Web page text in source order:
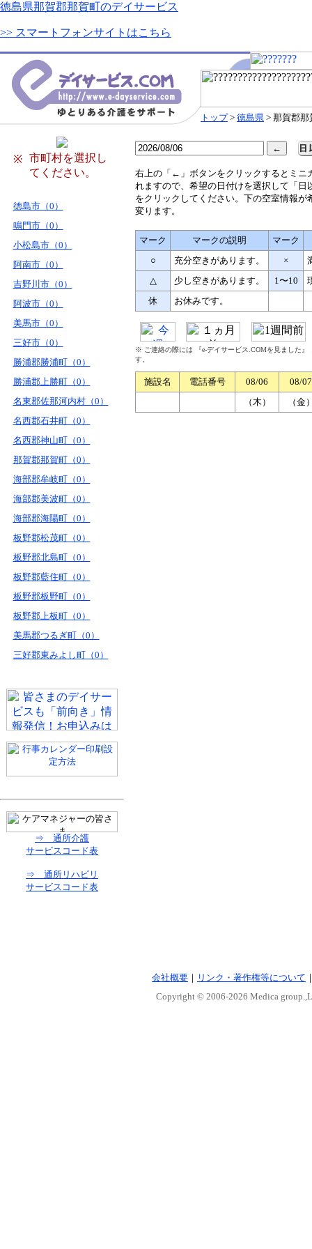
徳島県那賀郡那賀町のデイサービス
>> スマートフォンサイトはこちら
トップ> 徳島県 > 那賀郡那
※
市町村を選択し
てください。
徳島市（0）
鳴門市（0）
小松島市（0）
阿南市（0）
吉野川市（0）
阿波市（0）
美馬市（0）
三好市（0）
勝浦郡勝浦町（0）
勝浦郡上勝町（0）
名東郡佐那河内村（0）
名西郡石井町（0）
名西郡神山町（0）
那賀郡那賀町（0）
海部郡牟岐町（0）
海部郡美波町（0）
海部郡海陽町（0）
板野郡松茂町（0）
板野郡北島町（0）
板野郡藍住町（0）
板野郡板野町（0）
板野郡上板町（0）
美馬郡つるぎ町（0）
三好郡東みよし町（0）
⇒ 通所介護
サービスコード表
⇒ 通所リハビリ
サービスコード表
右上の「←」ボタンをクリックするとミニ
れますので、希望の日付けを選択して「日
をクリックしてください。下の空室情報が
変ります。
マーク マークの説明
マーク
○
充分空きがあります。 ×
△
少し空きがあります。 1〜10
休
お休みです。
※ ご連絡の際には 『e-デイサービス.COMを見ました
す。
施設名 電話番号 08/06
08/07
（木）
（金
会社概要 ｜ リンク・著作権等について
Copyright © 2006-2026 Medica